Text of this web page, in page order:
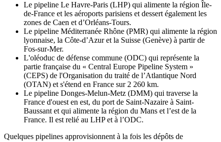
Le pipeline Le Havre-Paris (LHP) qui alimente la région Île-
de-France et les aéroports parisiens et dessert également les
zones de Caen et d’Orléans-Tours.
Le pipeline Méditerranée Rhône (PMR) qui alimente la région
lyonnaise, la Côte-d’Azur et la Suisse (Genève) à partir de
Fos-sur-Mer.
L'oléoduc de défense commune (ODC) qui représente la
partie française du « Central Europe Pipeline System »
(CEPS) de l'Organisation du traité de l’Atlantique Nord
(OTAN) et s'étend en France sur 2 260 km.
Le pipeline Donges-Melun-Metz (DMM) qui traverse la
France d'ouest en est, du port de Saint-Nazaire à Saint-
Baussant et qui alimente la région du Mans et l’est de la
France. Il est relié au LHP et à l’ODC.
Quelques pipelines approvisionnent à la fois les dépôts de